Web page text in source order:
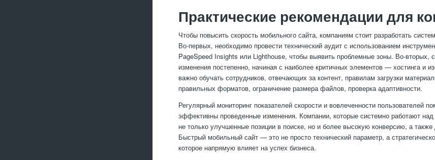
Практические рекомендации для
Чтобы повысить скорость мобильного сайта, компаниям стоит разработать
Во-первых, необходимо провести технический аудит с использованием
PageSpeed Insights или Lighthouse, чтобы выявить проблемные зоны. Во-вторых,
изменения постепенно, начиная с наиболее критичных элементов — хостинга и
важно обучать сотрудников, отвечающих за контент, правилам загрузки
правильных форматов, ограничение размера файлов, проверка адаптивности.
Регулярный мониторинг показателей скорости и вовлеченности пользователей
эффективны проведенные изменения. Компании, которые системно работают
не только улучшенные позиции в поиске, но и более высокую конверсию, а также
Быстрый мобильный сайт — это не просто технический параметр, а
которое напрямую влияет на успех бизнеса.